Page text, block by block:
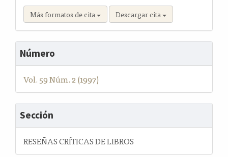
Más formatos de cita Descargar cita
Número
Vol. 59 Núm. 2 (1997)
Sección
RESEÑAS CRÍTICAS DE LIBROS